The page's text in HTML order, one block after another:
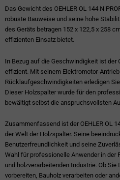
Das Gewicht des OEHLER OL 144 N
robuste Bauweise und seine hohe
des Geräts betragen 152 x 122,5 x 258
effizienten Einsatz bietet.
In Bezug auf die Geschwindigkeit ist der
effizient. Mit seinem Elektromotor-
Rücklaufgeschwindigkeiten erledigen
Dieser Holzspalter wurde für den
bewältigt selbst die anspruchsvollsten
Zusammenfassend ist der OEHLER OL
der Welt der Holzspalter. Seine
Benutzerfreundlichkeit und seine
Wahl für professionelle Anwender in
und holzverarbeitenden Industrie. Ob Sie
vorbereiten, Bauholz verarbeiten oder